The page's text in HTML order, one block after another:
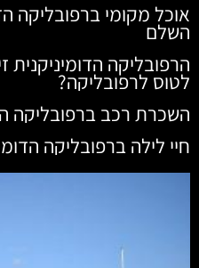
אוכל מקומי ברפובליקה
השלם
הרפובליקה הדומיניקנית
לטוס לרפובליקה?
השכרת רכב ברפובליקה
חיי לילה ברפובליקה